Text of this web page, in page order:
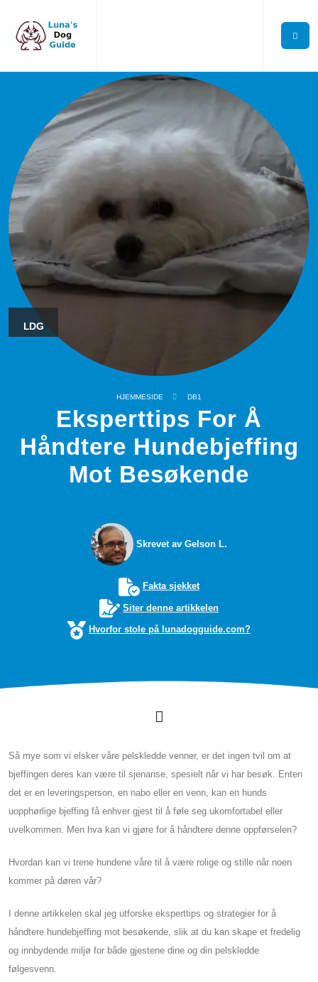
LDG
HJEMMESIDE DB1
Eksperttips For Å
Håndtere Hundebjeffing
Mot Besøkende
Skrevet av Gelson L.
Fakta sjekket
Siter denne artikkelen
Hvorfor stole på lunadogguide.com?
Så mye som vi elsker våre pelskledde venner, er det ingen tvil om at
bjeffingen deres kan være til sjenanse, spesielt når vi har besøk. Enten
det er en leveringsperson, en nabo eller en venn, kan en hunds
uopphørlige bjeffing få enhver gjest til å føle seg ukomfortabel eller
uvelkommen. Men hva kan vi gjøre for å håndtere denne oppførselen?
Hvordan kan vi trene hundene våre til å være rolige og stille når noen
kommer på døren vår?
I denne artikkelen skal jeg utforske eksperttips og strategier for å
håndtere hundebjeffing mot besøkende, slik at du kan skape et fredelig
og innbydende miljø for både gjestene dine og din pelskledde
følgesvenn.